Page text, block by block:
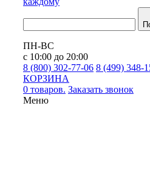
ПН-ВС
с 10:00 до 20:00
8 (800) 302-77-06 8 (499) 348-
КОРЗИНА
0 товаров. Заказать звонок
Меню